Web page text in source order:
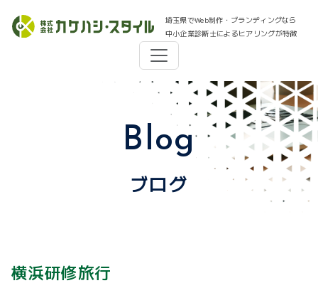
埼玉県でWeb制作・ブランディングなら
中小企業診断士によるヒアリングが特徴
Blog
ブログ
横浜研修旅行